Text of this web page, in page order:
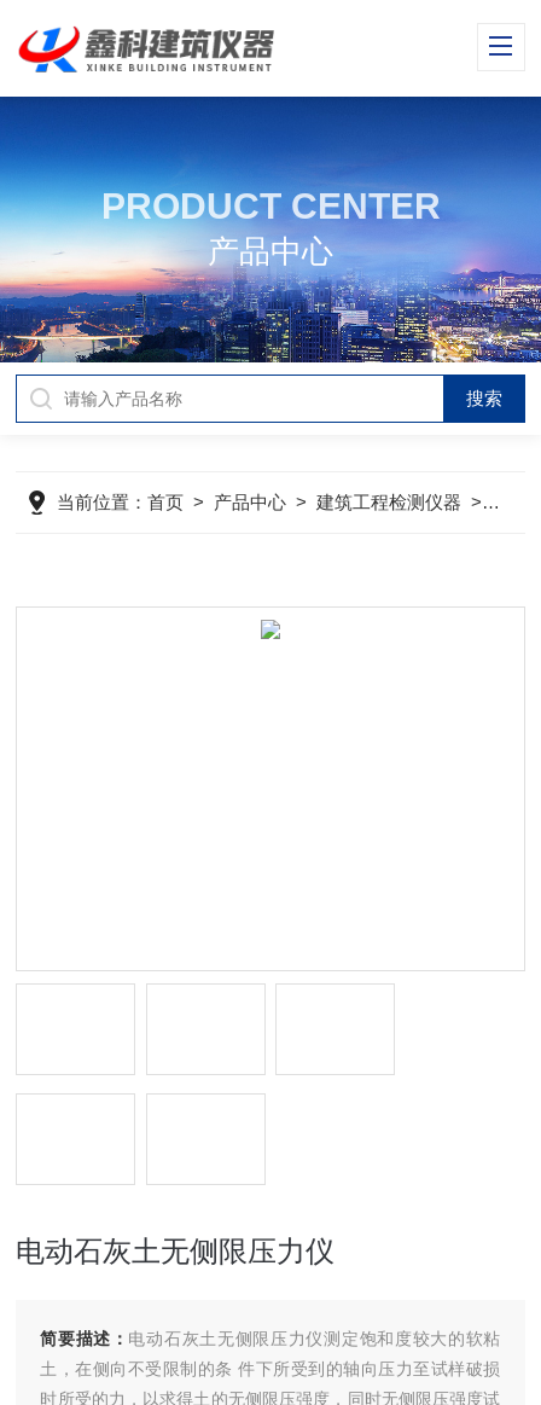
PRODUCT CENTER
产品中心
当前位置：首页 > 产品中心 >建筑工程检测仪器 > 建材
电动石灰土无侧限压力仪
简要描述： 电动石灰土无侧限压力仪测定饱和度较大的软粘
土，在侧向不受限制的条 件下所受到的轴向压力至试样破损
时所受的力，以求得土的无侧限压强度，同时无侧限压强度试